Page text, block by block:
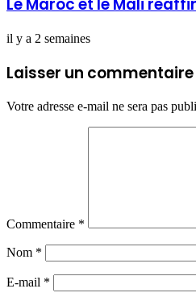
Le Maroc et le Mali
il y a 2 semaines
Laisser un commentaire
Votre adresse e-mail ne sera pas
Commentaire *
Nom *
E-mail *